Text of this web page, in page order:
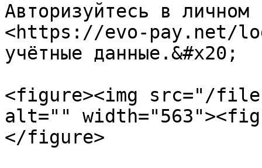
Авторизуйтесь в
<https://evo-pay.net/
учётные данные.&#x20;
<figure><img src="/
alt=""
</figure>